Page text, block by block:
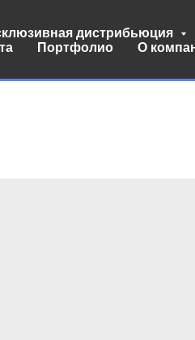
дистрибьюция
Портфолио О